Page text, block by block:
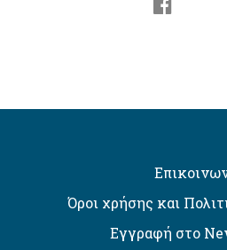
Όροι χρήσης και
Εγγραφή στο